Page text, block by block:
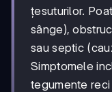
țesuturilor.
sânge),
sau septic
Simptomele
tegumente